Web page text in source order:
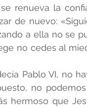
renueva la
de nuevo:
a ella no se
no cedes al
Pablo VI, no
no
hermoso que